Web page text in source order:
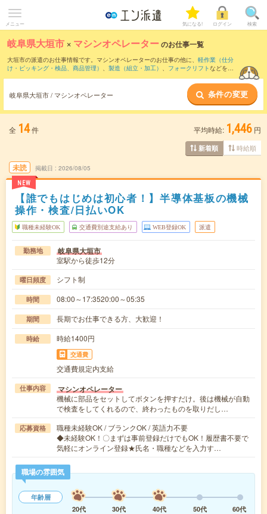
メニュー 気になる! ログイン 検索
岐阜県大垣市 × マシンオペレーターのお仕事一覧
大垣市の派遣のお仕事情報です。マシンオペレーターのお仕事の他に、 軽作業（仕分
け・ピッキング・検品、商品管理） 、 製造（組立・加工） 、 フォークリフトなどを取
マシンオペレーターのお仕事とは？とは？
岐阜県大垣市 / マシンオペレーター 条件の変更
全 14件 平均時給: 1,446 円
新着順 時給順
未読
NEW
掲載日 2026/08/05
【誰でもはじめは初心者！】半導体基板の機械
操作・検査/日払いOK
職種未経験OK 交通費別途支給あり WEB登録OK 派遣
勤務地 岐阜県大垣市
室駅から徒歩12分
曜日頻度 シフト制
時間 08:00～17:3520:00～05:35
期間 長期でお仕事できる方、大歓迎！
時給 時給1400円
交通費
交通費規定内支給
仕事内容 マシンオペレーター
機械に部品をセットしてボタンを押すだけ。後は機械が自動
で検査をしてくれるので、終わったものを取りだし…
応募資格
職種未経験OK / ブランクOK / 英語力不要
◆未経験OK！〇まずは事前登録だけでもOK！履歴書不要で
気軽にオンライン登録★氏名・職種などを入力す…
職場の雰囲気
年齢層
20代
30代 40代 50代 60代